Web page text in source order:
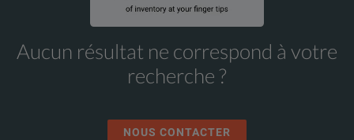
Aucun résultat ne correspond à votre
recherche ?
NOUS CONTACTER